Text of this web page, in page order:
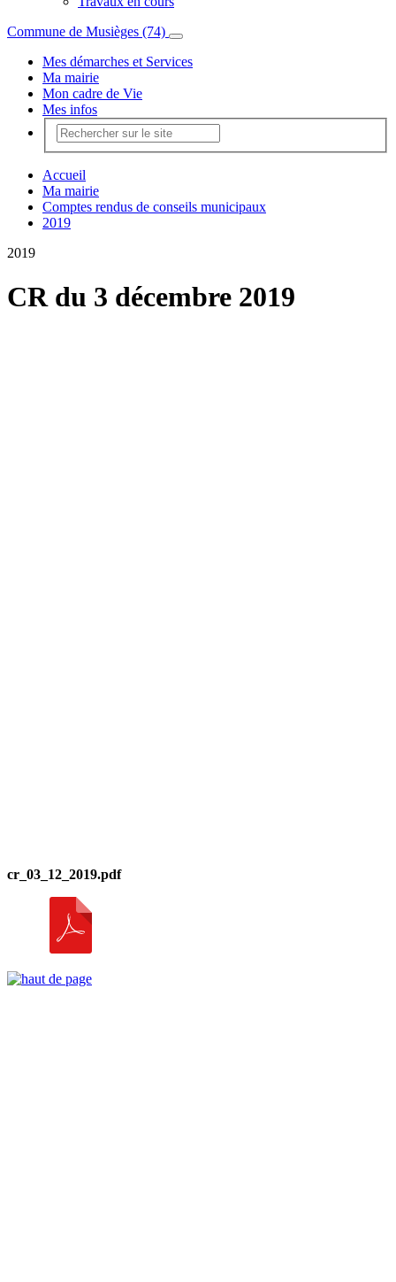
Commune de Musièges (74)
Mes démarches et Services
Ma mairie
Mon cadre de Vie
Mes infos
Accueil
Ma mairie
Comptes rendus de conseils municipaux
2019
2019
CR du 3 décembre 2019
cr_03_12_2019.pdf